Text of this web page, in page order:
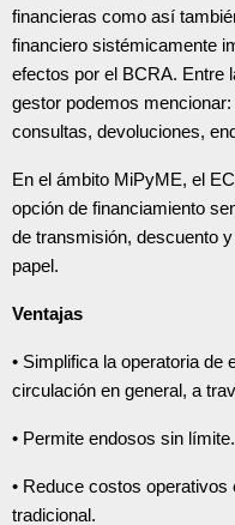
financieras como así
financiero sistémicamente
efectos por el BCRA. Entre
gestor podemos
consultas, devoluciones,
En el ámbito MiPyME, el
opción de financiamiento
de transmisión, descuento
papel.
Ventajas
• Simplifica la operatoria de
circulación en general, a
• Permite endosos sin límite.
• Reduce costos
tradicional.